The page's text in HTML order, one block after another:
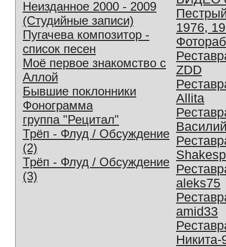
Неизданное 2000 - 2009
(Студийные записи)
Пугачева композитор -
список песен
Моё первое знакомство с
Аллой
Бывшие поклонники
Фонограмма
группа "Рецитал"
Трёп - Флуд / Обсуждение
(2)
Трёп - Флуд / Обсуждение
(3)
1976,
ZDD
Allita
aleks75
amid33
Никита-